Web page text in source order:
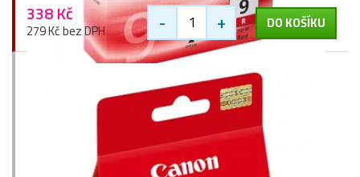
338 Kč
279 Kč bez DPH - + DO KOŠÍKU